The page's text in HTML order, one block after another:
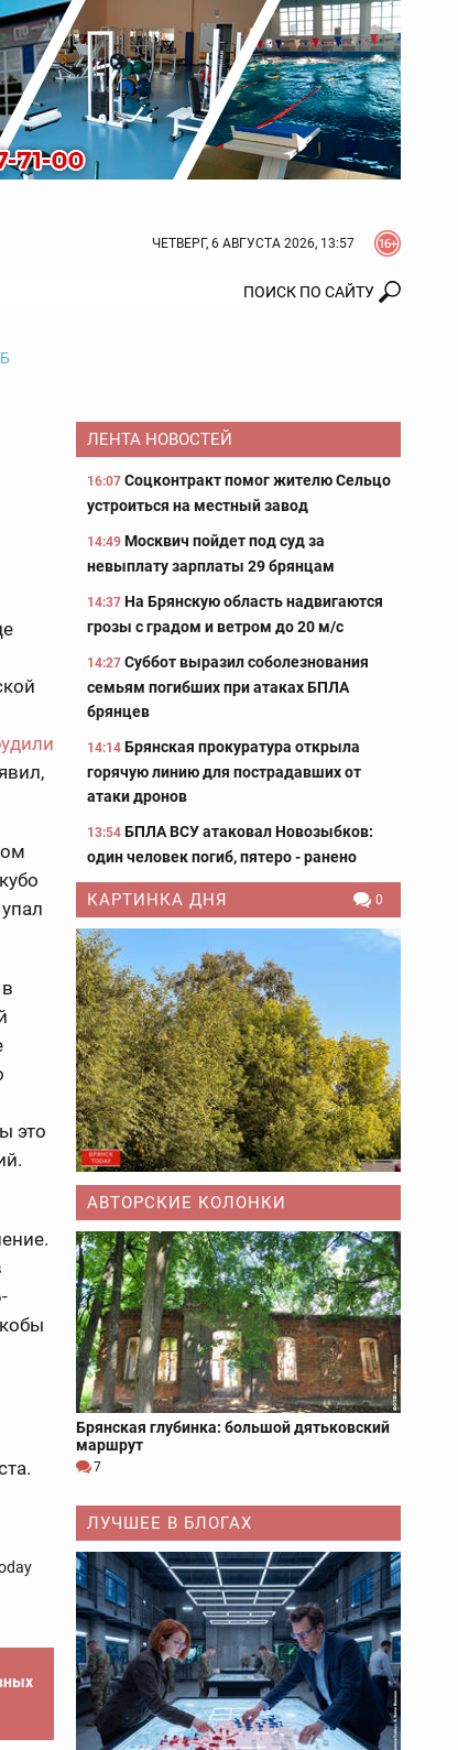
ЧЕТВЕРГ, 6 АВГУСТА 2026, 13:57
это
ЛЕНТА НОВОСТЕЙ
16:07 Соцконтракт помог жителю Сельцо
устроиться на местный завод
14:49 Москвич пойдет под суд за
невыплату зарплаты 29 брянцам
14:37 На Брянскую область надвигаются
грозы с градом и ветром до 20 м/с
14:27 Суббот выразил соболезнования
семьям погибших при атаках БПЛА
брянцев
14:14 Брянская прокуратура открыла
горячую линию для пострадавших от
атаки дронов
13:54 БПЛА ВСУ атаковал Новозыбков:
один человек погиб, пятеро - ранено
КАРТИНКА ДНЯ 0
АВТОРСКИЕ КОЛОНКИ
Брянская глубинка: большой дятьковский
маршрут
7
ЛУЧШЕЕ В БЛОГАХ